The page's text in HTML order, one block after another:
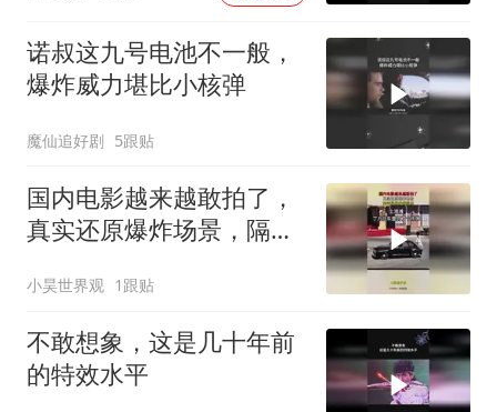
诺叔这九号电池不一般，
爆炸威力堪比小核弹
魔仙追好剧 5跟贴
国内电影越来越敢拍了，
真实还原爆炸场景，隔着
小昊世界观 1跟贴
不敢想象，这是几十年前
的特效水平